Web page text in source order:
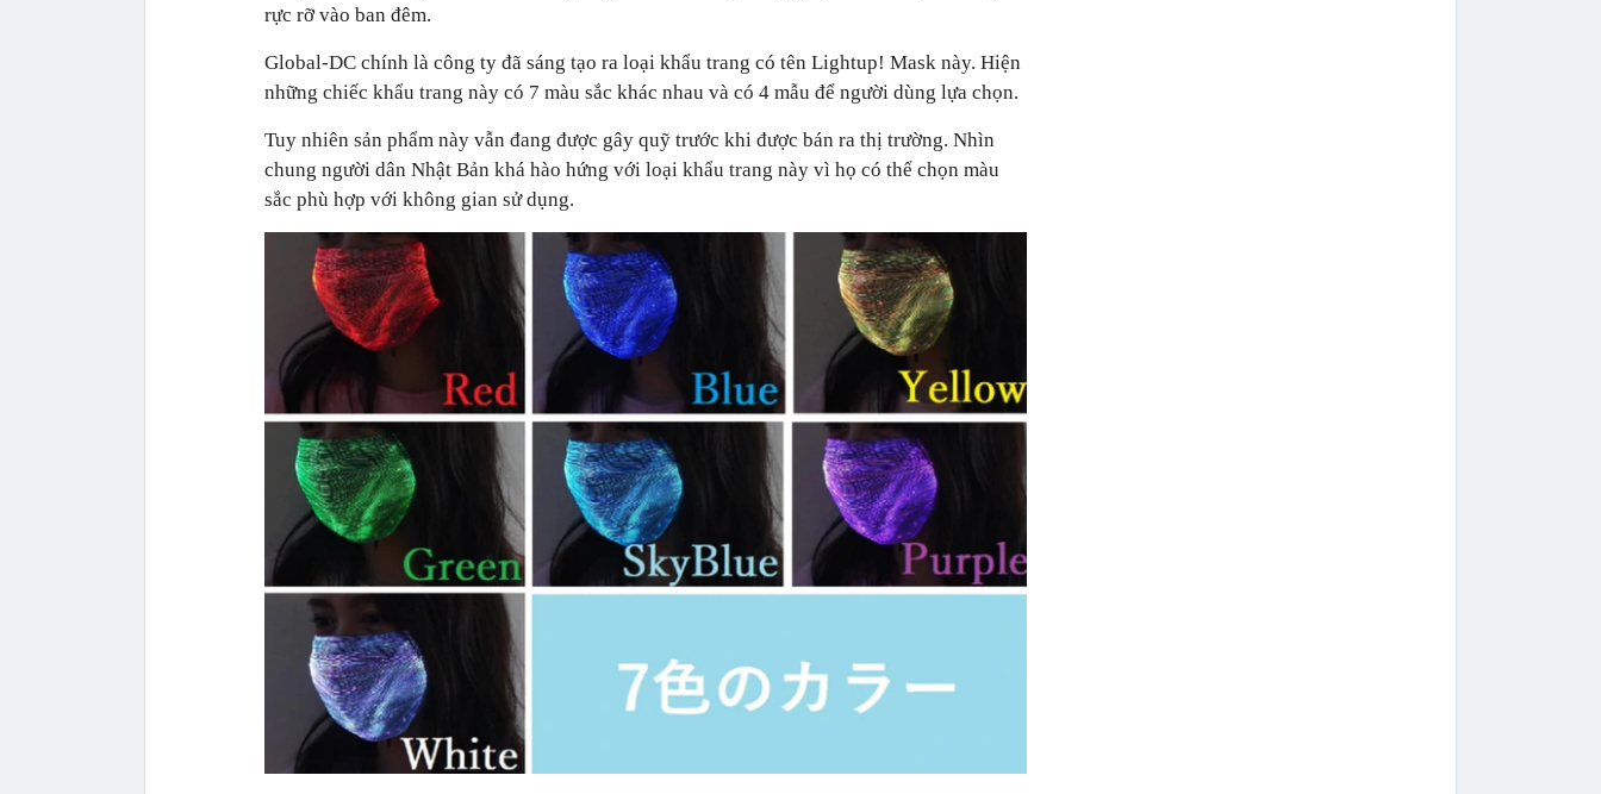
rực rỡ vào ban đêm.
Global-DC chính là công ty đã sáng tạo ra loại khẩu trang có tên Lightup! Mask này. Hiện
những chiếc khẩu trang này có 7 màu sắc khác nhau và có 4 mẫu để người dùng lựa chọn.
Tuy nhiên sản phẩm này vẫn đang được gây quỹ trước khi được bán ra thị trường. Nhìn
chung người dân Nhật Bản khá hào hứng với loại khẩu trang này vì họ có thể chọn màu
sắc phù hợp với không gian sử dụng.